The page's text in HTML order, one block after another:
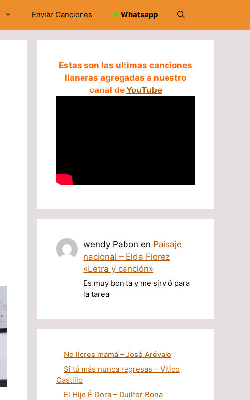
Enviar Canciones ➤ Whatsapp
Estas son las ultimas canciones
llaneras agregadas a nuestro
canal de YouTube
wendy Pabon en Paisaje
nacional – Elda Florez
«Letra y canción»
Es muy bonita y me sirvió para
la tarea
No llores mamá – José Arévalo
Si tú más nunca regresas – Vitico
Castillo
El Hijo É Dora – Duilfer Bona